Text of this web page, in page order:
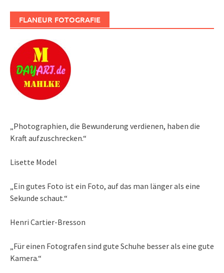
FLANEUR FOTOGRAFIE
„Photographien, die Bewunderung verdienen, haben die
Kraft aufzuschrecken.“
Lisette Model
„Ein gutes Foto ist ein Foto, auf das man länger als eine
Sekunde schaut.“
Henri Cartier-Bresson
„Für einen Fotografen sind gute Schuhe besser als eine gute
Kamera.“